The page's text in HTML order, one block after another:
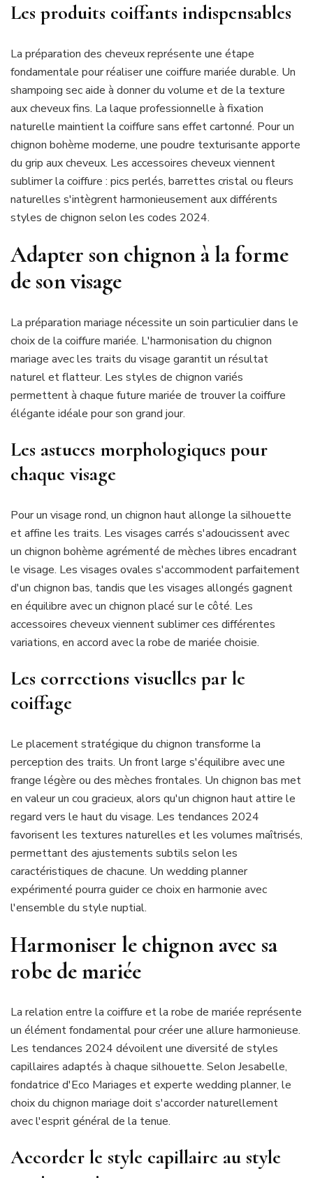
Les produits coiffants indispensables
La préparation des cheveux représente une étape
fondamentale pour réaliser une coiffure mariée durable. Un
shampoing sec aide à donner du volume et de la texture
aux cheveux fins. La laque professionnelle à fixation
naturelle maintient la coiffure sans effet cartonné. Pour un
chignon bohème moderne, une poudre texturisante apporte
du grip aux cheveux. Les accessoires cheveux viennent
sublimer la coiffure : pics perlés, barrettes cristal ou fleurs
naturelles s'intègrent harmonieusement aux différents
styles de chignon selon les codes 2024.
Adapter son chignon à la forme
de son visage
La préparation mariage nécessite un soin particulier dans le
choix de la coiffure mariée. L'harmonisation du chignon
mariage avec les traits du visage garantit un résultat
naturel et flatteur. Les styles de chignon variés
permettent à chaque future mariée de trouver la coiffure
élégante idéale pour son grand jour.
Les astuces morphologiques pour
chaque visage
Pour un visage rond, un chignon haut allonge la silhouette
et affine les traits. Les visages carrés s'adoucissent avec
un chignon bohème agrémenté de mèches libres encadrant
le visage. Les visages ovales s'accommodent parfaitement
d'un chignon bas, tandis que les visages allongés gagnent
en équilibre avec un chignon placé sur le côté. Les
accessoires cheveux viennent sublimer ces différentes
variations, en accord avec la robe de mariée choisie.
Les corrections visuelles par le
coiffage
Le placement stratégique du chignon transforme la
perception des traits. Un front large s'équilibre avec une
frange légère ou des mèches frontales. Un chignon bas met
en valeur un cou gracieux, alors qu'un chignon haut attire le
regard vers le haut du visage. Les tendances 2024
favorisent les textures naturelles et les volumes maîtrisés,
permettant des ajustements subtils selon les
caractéristiques de chacune. Un wedding planner
expérimenté pourra guider ce choix en harmonie avec
l'ensemble du style nuptial.
Harmoniser le chignon avec sa
robe de mariée
La relation entre la coiffure et la robe de mariée représente
un élément fondamental pour créer une allure harmonieuse.
Les tendances 2024 dévoilent une diversité de styles
capillaires adaptés à chaque silhouette. Selon Jesabelle,
fondatrice d'Eco Mariages et experte wedding planner, le
choix du chignon mariage doit s'accorder naturellement
avec l'esprit général de la tenue.
Accorder le style capillaire au style